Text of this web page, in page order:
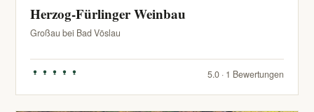
Herzog-Fürlinger Weinbau
Großau bei Bad Vöslau
5.0 · 1 Bewertungen